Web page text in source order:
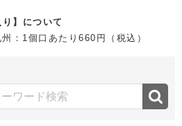
】について
：1個口あたり660円（税込）